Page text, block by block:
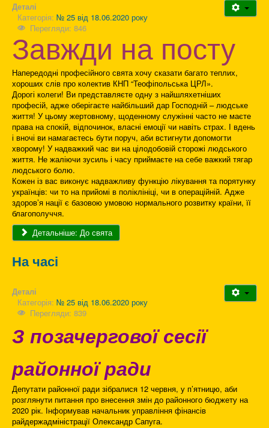
Деталі
Категорія: № 25 від 18.06.2020 року
Перегляди: 846
Завжди на посту
Напередодні професійного свята хочу сказати багато теплих,
хороших слів про колектив КНП “Теофіпольська ЦРЛ».
Дорогі колеги! Ви представляєте одну з найшляхетніших
професій, адже оберігаєте найбільший дар Господній – людське
життя! У цьому жертовному, щоденному служінні часто не маєте
права на спокій, відпочинок, власні емоції чи навіть страх. І вдень
і вночі ви намагаєтесь бути поруч, аби встигнути допомогти
хворому! У надважкий час ви на цілодобовій сторожі людського
життя. Не жаліючи зусиль і часу приймаєте на себе важкий тягар
людського болю.
Кожен із вас виконує надважливу функцію лікування та порятунку
українців: чи то на прийомі в поліклініці, чи в операційній. Адже
здоров’я нації є базовою умовою нормального розвитку країни, її
благополуччя.
Детальніше: До свята
На часі
Деталі
Категорія: № 25 від 18.06.2020 року
Перегляди: 839
З позачергової сесії
районної ради
Депутати районної ради зібралися 12 червня, у п’ятницю, аби
розглянути питання про внесення змін до районного бюджету на
2020 рік. Інформував начальник управління фінансів
райдержадміністрації Олександр Сапуга.